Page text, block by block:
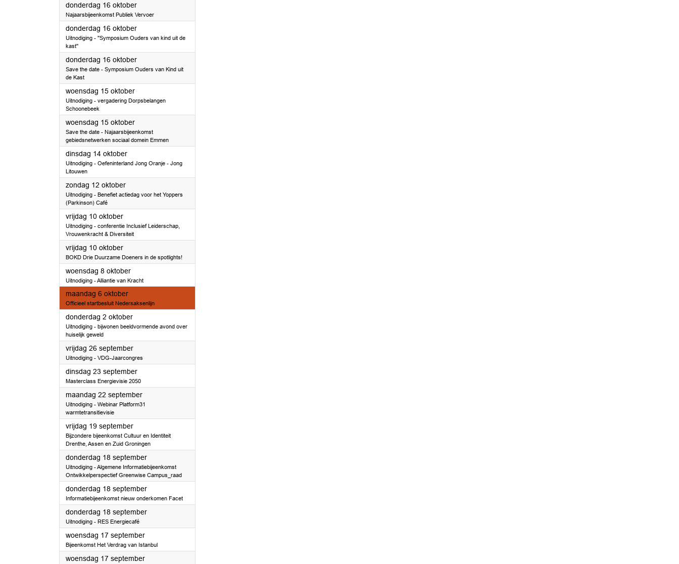
donderdag 16 oktober2025
Najaarsbijeenkomst Publiek Vervoer
donderdag 16 oktober2025
Uitnodiging - ''Symposium Ouders van kind uit de
kast''
donderdag 16 oktober2025
Save the date - Symposium Ouders van Kind uit
de Kast
woensdag 15 oktober2025
Uitnodiging - vergadering Dorpsbelangen
Schoonebeek
woensdag 15 oktober2025
Save the date - Najaarsbijeenkomst
gebiedsnetwerken sociaal domein Emmen
dinsdag 14 oktober2025
Uitnodiging - Oefeninterland Jong Oranje - Jong
Litouwen
zondag 12 oktober2025
Uitnodiging - Benefiet actiedag voor het Yoppers
(Parkinson) Café
vrijdag 10 oktober2025
Uitnodiging - conferentie Inclusief Leiderschap,
Vrouwenkracht & Diversiteit
vrijdag 10 oktober2025
BOKD Drie Duurzame Doeners in de spotlights!
woensdag 8 oktober2025
Uitnodiging - Alliantie van Kracht
maandag 6 oktober2025
Officieel startbesluit Nedersaksenlijn
donderdag 2 oktober2025
Uitnodiging - bijwonen beeldvormende avond over
huiselijk geweld
vrijdag 26 september2025
Uitnodiging - VDG-Jaarcongres
dinsdag 23 september2025
Masterclass Energievisie 2050
maandag 22 september2025
Uitnodiging - Webinar Platform31
warmtetransitievisie
vrijdag 19 september2025
Bijzondere bijeenkomst Cultuur en Identiteit
Drenthe, Assen en Zuid Groningen
donderdag 18 september2025
Uitnodiging - Algemene Informatiebijeenkomst
Ontwikkelperspectief Greenwise Campus_raad
donderdag 18 september2025
Informatiebijeenkomst nieuw onderkomen Facet
donderdag 18 september2025
Uitnodiging - RES Energiecafé
woensdag 17 september2025
Bijeenkomst Het Verdrag van Istanbul
woensdag 17 september2025